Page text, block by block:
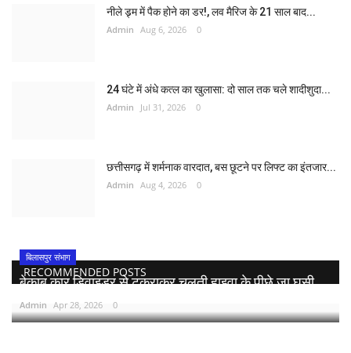
नीले ड्र्म में पैक होने का डर!, लव मैरिज के 21 साल बाद...
Admin Aug 6, 2026 0
24 घंटे में अंधे कत्ल का खुलासा: दो साल तक चले शादीशुदा...
Admin Jul 31, 2026 0
छत्तीसगढ़ में शर्मनाक वारदात, बस छूटने पर लिफ्ट का इंतजार...
Admin Aug 4, 2026 0
RECOMMENDED POSTS
बिलासपुर संभाग
बेकाबू कार डिवाइडर से टकराकर चलती हाइवा के पीछे जा घुसी,...
Admin Apr 28, 2026 0